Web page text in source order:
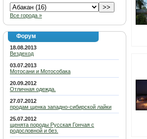
Все города »
Форум
18.08.2013
Вездеход
03.07.2013
Мотосани и Мотособака
20.09.2012
Отличная одежда.
27.07.2012
продам щенка западно-сибирской лайки
25.07.2012
щенята породы Русская Гончая с
родословной и без.